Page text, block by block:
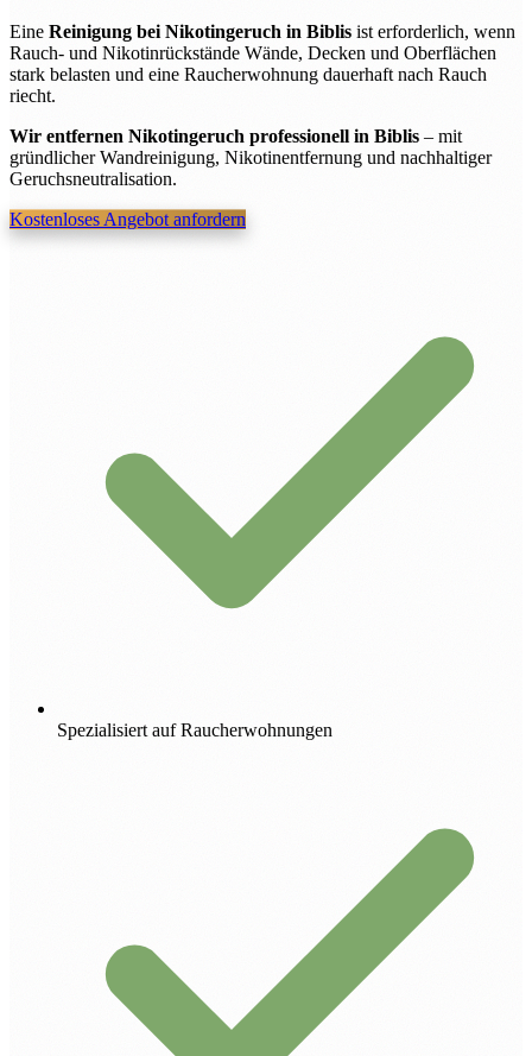
Eine Reinigung bei Nikotingeruch in Biblis ist erforderlich, wenn
Rauch- und Nikotinrückstände Wände, Decken und Oberflächen
stark belasten und eine Raucherwohnung dauerhaft nach Rauch
riecht.
Wir entfernen Nikotingeruch professionell in Biblis– mit
gründlicher Wandreinigung, Nikotinentfernung und nachhaltiger
Geruchsneutralisation.
Kostenloses Angebot anfordern
Spezialisiert auf Raucherwohnungen